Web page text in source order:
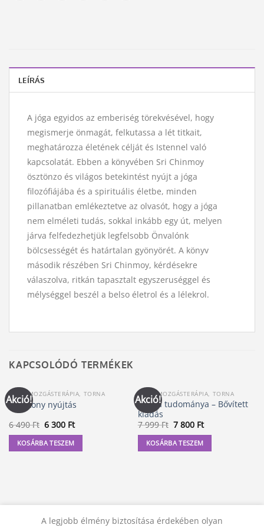
LEÍRÁS
A jóga egyidos az emberiség törekvésével, hogy
megismerje önmagát, felkutassa a lét titkait,
meghatározza életének célját és Istennel való
kapcsolatát. Ebben a könyvében Sri Chinmoy
ösztönzo és világos betekintést nyújt a jóga
filozófiájába és a spirituális életbe, minden
pillanatban emlékeztetve az olvasót, hogy a jóga
nem elméleti tudás, sokkal inkább egy út, melyen
járva felfedezhetjük legfelsobb Önvalónk
bölcsességét és határtalan gyönyörét. A könyv
második részében Sri Chinmoy, kérdésekre
válaszolva, ritkán tapasztalt egyszeruséggel és
mélységgel beszél a belso életrol és a lélekrol.
KAPCSOLÓDÓ TERMÉKEK
Akció!
JÓGA, MOZGÁSTERÁPIA, TORNA
Hatékony nyújtás
6 490Ft Original
was:
6
490 Ft.
6 300 FtCurrent
is:
6
300 Ft.
KOSÁRBA TESZEM
Akció!
JÓGA, MOZGÁSTERÁPIA, TORNA
A jóga tudománya – Bővített
kiadás
7 999Ft Original
was:
7
999 Ft.
7 800 FtCurrent
is:
7
800 Ft.
KOSÁRBA TESZEM
A legjobb élmény biztosítása érdekében olyan